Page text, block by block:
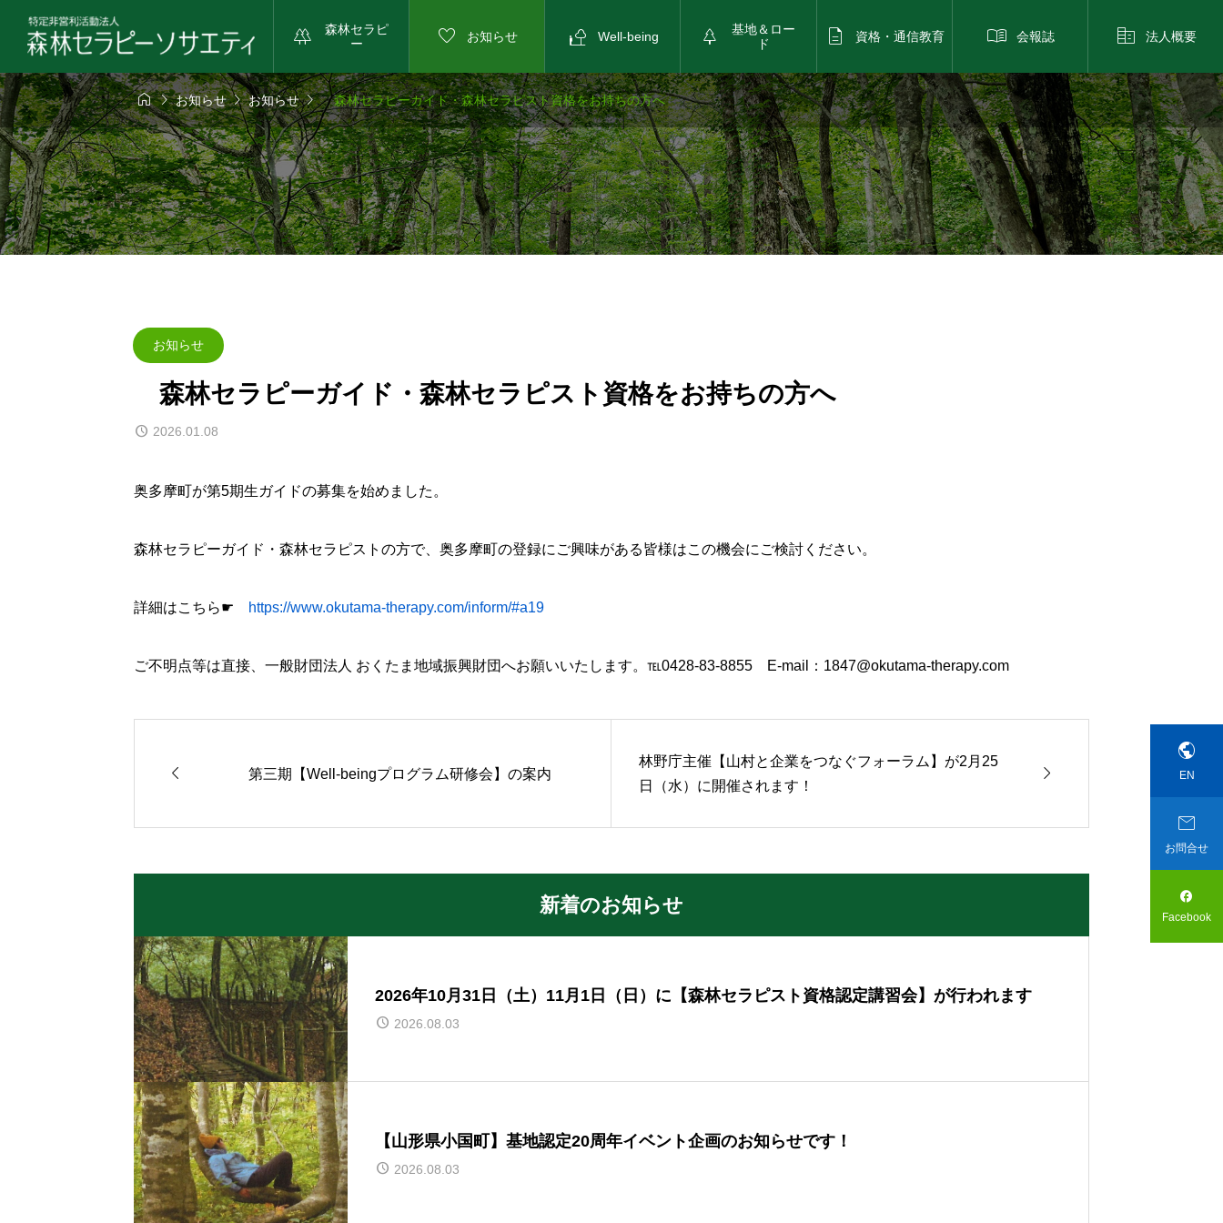

森林セラピ
ー
 お知らせ  Well-being 
基地＆ロー
ド
 資格・通信教育  会報誌  法人概要
お知らせお知らせ森林セラピーガイド・森林セラピスト資格をお持ちの方へ
お知らせ
森林セラピーガイド・森林セラピスト資格をお持ちの方へ
2026.01.08
奥多摩町が第5期生ガイドの募集を始めました。
森林セラピーガイド・森林セラピストの方で、奥多摩町の登録にご興味がある皆様はこの機会にご検討ください。
詳細はこちら☛ https://www.okutama-therapy.com/inform/#a19
ご不明点等は直接、一般財団法人 おくたま地域振興財団へお願いいたします。℡0428-83-8855 E-mail：1847@okutama-therapy.com
 第三期【Well-beingプログラム研修会】の案内
林野庁主催【山村と企業をつなぐフォーラム】が2月25
日（水）に開催されます！

新着のお知らせ
2026年10月31日（土）11月1日（日）に【森林セラピスト資格認定講習会】が行われます
2026.08.03
【山形県小国町】基地認定20周年イベント企画のお知らせです！
2026.08.03

EN

お問合せ

Facebook